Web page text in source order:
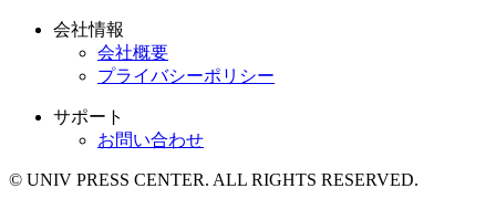
会社情報
会社概要
プライバシーポリシー
サポート
お問い合わせ
© UNIV PRESS CENTER. ALL RIGHTS RESERVED.